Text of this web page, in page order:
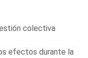
colectiva
efectos durante la